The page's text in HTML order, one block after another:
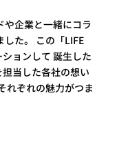
会社概
要
や企業と一緒にコラ
した。 この「LIFE
ョンして 誕生した
当した各社の想い
れぞれの魅力がつま